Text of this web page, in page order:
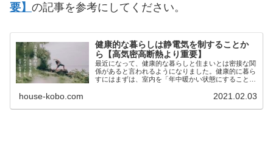
要】 の記事を参考にしてください。
健康的な暮らしは静電気を制することか
ら【高気密高断熱より重要】
最近になって、健康的な暮らしと住まいとは密接な関
係があると言われるようになりました。健康的に暮ら
すにはまずは、室内を「年中暖かい状態にすること」
ろん、これも大切な要素ですが、人の本来の暮らしを
か詳しく解説しました。
house-kobo.com 2021.02.03